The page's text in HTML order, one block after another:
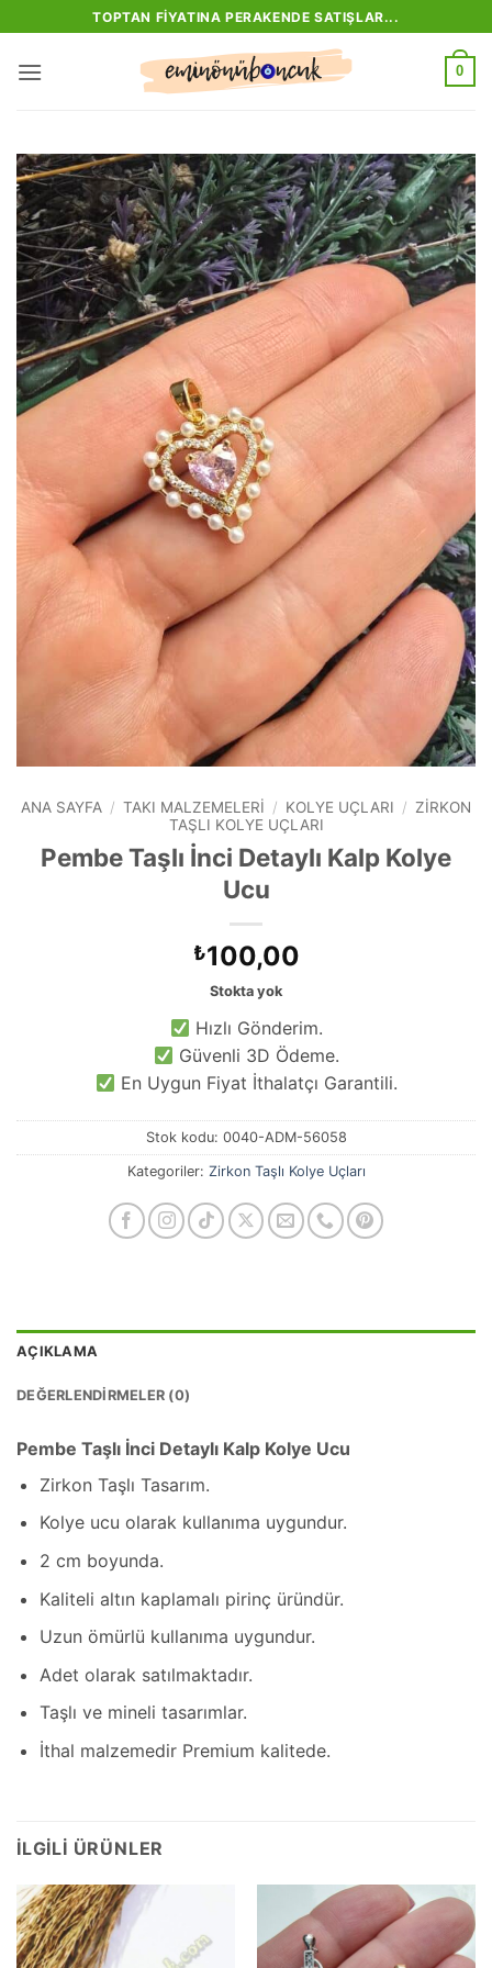
atla
TOPTAN FIYATINA PERAKENDE SATIŞLAR...
0
ANA SAYFA / TAKI MALZEMELERI / KOLYE UÇLARI / ZIRKON
TAŞLI KOLYE UÇLARI
Pembe Taşlı İnci Detaylı Kalp Kolye
Ucu
₺100,00
Stokta yok
Hızlı Gönderim.
Güvenli 3D Ödeme.
En Uygun Fiyat İthalatçı Garantili.
Stok kodu: 0040-ADM-56058
Kategoriler: Zirkon Taşlı Kolye Uçları
AÇIKLAMA
DEĞERLENDIRMELER (0)
Pembe Taşlı İnci Detaylı Kalp Kolye Ucu
Zirkon Taşlı Tasarım.
Kolye ucu olarak kullanıma uygundur.
2 cm boyunda.
Kaliteli altın kaplamalı pirinç üründür.
Uzun ömürlü kullanıma uygundur.
Adet olarak satılmaktadır.
Taşlı ve mineli tasarımlar.
İthal malzemedir Premium kalitede.
İLGILI ÜRÜNLER